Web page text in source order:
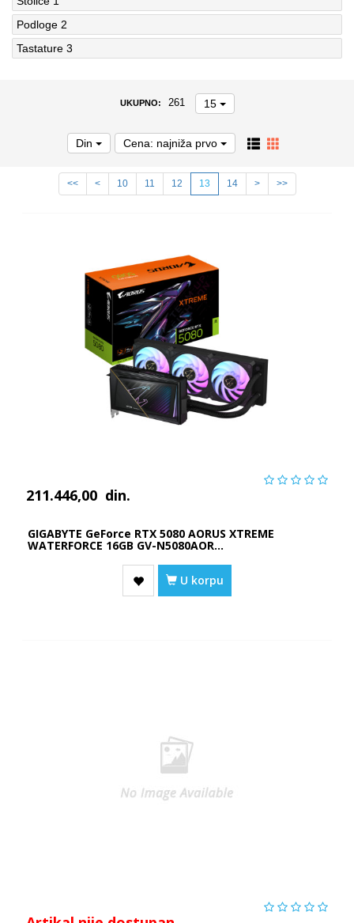
Podloge 2
Tastature 3
UKUPNO: 261 15
Din Cena: najniža prvo
<< < 10 11 12 13 14 > >>
211.446,00 din.
GIGABYTE GeForce RTX 5080 AORUS XTREME
WATERFORCE 16GB GV-N5080AOR...
U korpu